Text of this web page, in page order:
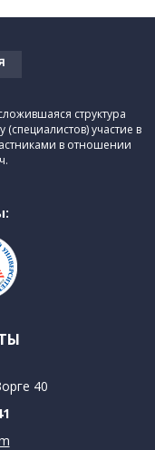
структура
участие в
в отношении
40